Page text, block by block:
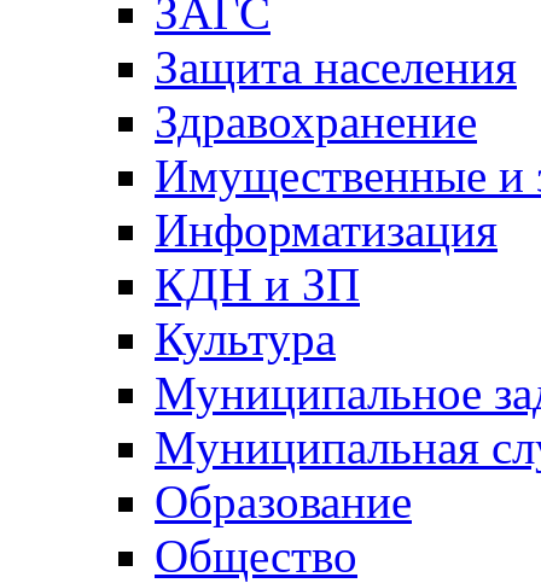
ЗАГС
Защита населения
Здравохранение
Имущественные и
Информатизация
КДН и ЗП
Культура
Муниципальное
Муниципальная
Образование
Общество